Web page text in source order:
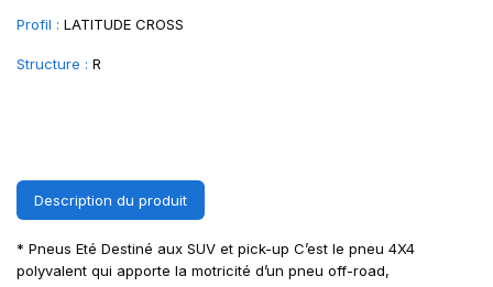
Profil : LATITUDE CROSS
Structure : R
Description du produit
* Pneus Eté Destiné aux SUV et pick-up C’est le pneu 4X4
polyvalent qui apporte la motricité d’un pneu off-road,